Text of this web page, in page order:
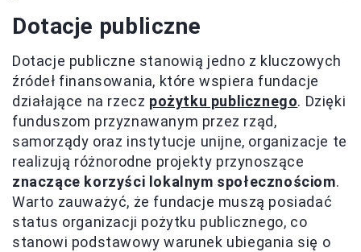
Dotacje publiczne
Dotacje publiczne stanowią jedno z kluczowych
źródeł finansowania, które wspiera fundacje
działające na rzecz pożytku publicznego. Dzięki
funduszom przyznawanym przez rząd,
samorządy oraz instytucje unijne, organizacje te
realizują różnorodne projekty przynoszące
znaczące korzyści lokalnym społecznościom.
Warto zauważyć, że fundacje muszą posiadać
status organizacji pożytku publicznego, co
stanowi podstawowy warunek ubiegania się o